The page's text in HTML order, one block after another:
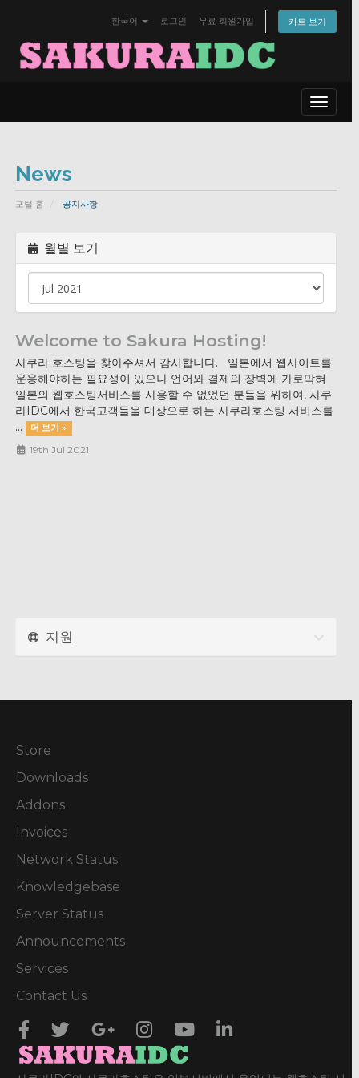
한국어 로그인 무료 회원가입 카트 보기
Toggle
News
포털 홈 공지사항
월별 보기
Welcome to Sakura Hosting!
사쿠라 호스팅을 찾아주셔서 감사합니다. 일본에서 웹사이트를
운용해야하는 필요성이 있으나 언어와 결제의 장벽에 가로막혀
일본의 웹호스팅서비스를 사용할 수 없었던 분들을 위하여, 사쿠
라IDC에서 한국고객들을 대상으로 하는 사쿠라호스팅 서비스를
...
더 보기 »
19th Jul 2021
지원
Store
Downloads
Addons
Invoices
Network Status
Knowledgebase
Server Status
Announcements
Services
Contact Us